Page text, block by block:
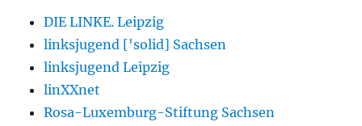
DIE LINKE. Leipzig
linksjugend ['solid] Sachsen
linksjugend Leipzig
linXXnet
Rosa-Luxemburg-Stiftung Sachsen